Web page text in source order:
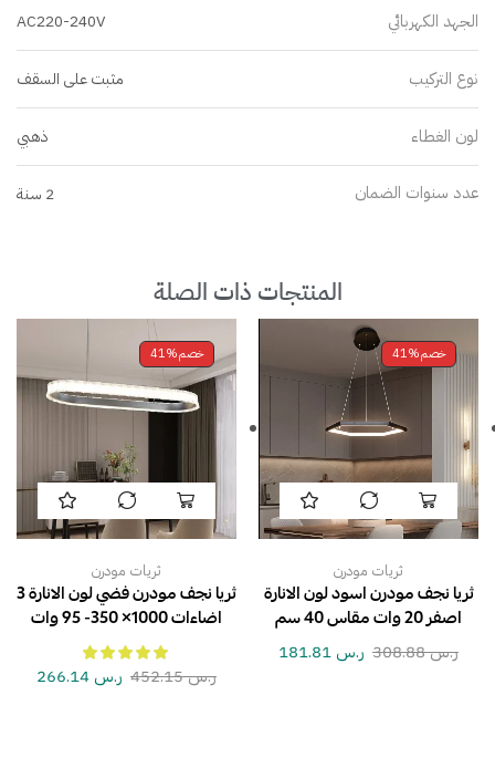
الجهد الكهربائي AC220-240V
نوع التركيب مثبت على السقف
لون الغطاء ذهبي
عدد سنوات الضمان 2 سنة
المنتجات ذات الصلة
خصم41%
ثريات مودرن
ثريا نجف مودرن اسود لون الانارة
اصفر 20 وات مقاس 40 سم
ر.س308.88 ر.س
خصم41%
ثريات مودرن
ثريا نجف مودرن فضي لون الانارة 3
اضاءات 1000× 350- 95 وات
ر.س452.15 ر.س